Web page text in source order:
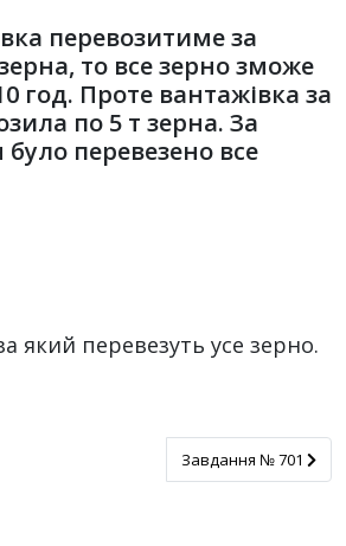
перевозитиме за
то все зерно зможе
год. Проте вантажівка за
по 5 т зерна. За
було перевезено все
який перевезуть усе зерно.
Завдання № 701
Завдання № 701